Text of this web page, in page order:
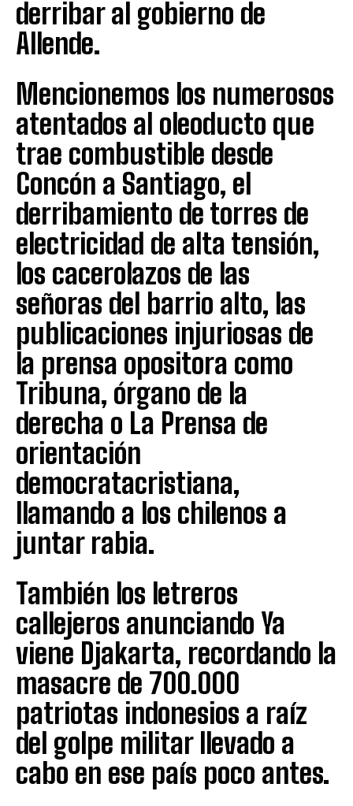
derribar al gobierno de
Allende.
Mencionemos los numerosos
atentados al oleoducto que
trae combustible desde
Concón a Santiago, el
derribamiento de torres de
electricidad de alta tensión,
los cacerolazos de las
señoras del barrio alto, las
publicaciones injuriosas de
la prensa opositora como
Tribuna, órgano de la
derecha o La Prensa de
orientación
democratacristiana,
llamando a los chilenos a
juntar rabia.
También los letreros
callejeros anunciando Ya
viene Djakarta, recordando la
masacre de 700.000
patriotas indonesios a raíz
del golpe militar llevado a
cabo en ese país poco antes.